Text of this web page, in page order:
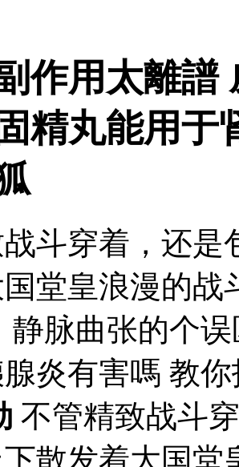
作用太離譜
精丸能用于
斗穿着，还是
堂皇浪漫的战
静脉曲张的个
炎有害嗎 教
不管精致战斗
散发着大国堂